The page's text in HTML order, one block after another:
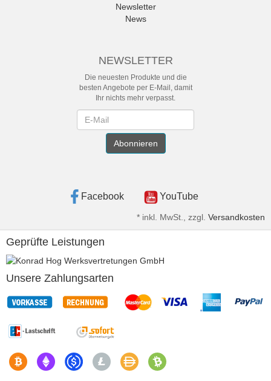
Newsletter
News
NEWSLETTER
Die neuesten Produkte und die
besten Angebote per E-Mail, damit
Ihr nichts mehr verpasst.
Abonnieren
Facebook YouTube
* inkl. MwSt., zzgl. Versandkosten
Geprüfte Leistungen
Unsere Zahlungsarten